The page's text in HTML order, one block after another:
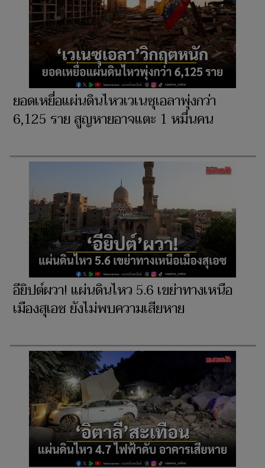
ยอดเหยื่อแผ่นดินไหวเวเนซุเอลาพุ่งกว่า
6,125 ราย สูญหายอาจแตะ 1 หมื่นคน
อียิปต์ผวา! แผ่นดินไหว 5.6 เขย่าทางเหนือ
เมืองสุเอซ ยังไม่พบความเสียหาย